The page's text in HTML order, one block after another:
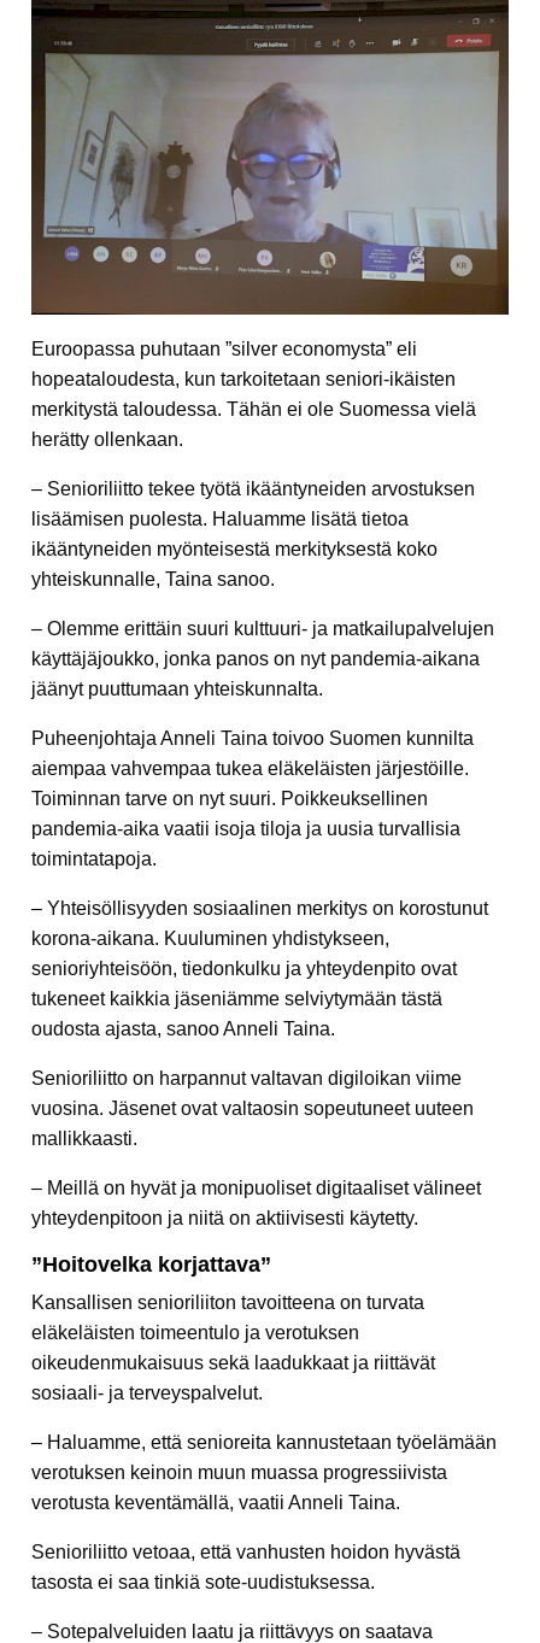
Euroopassa puhutaan ”silver economysta” eli
hopeataloudesta, kun tarkoitetaan seniori-ikäisten
merkitystä taloudessa. Tähän ei ole Suomessa vielä
herätty ollenkaan.
– Senioriliitto tekee työtä ikääntyneiden arvostuksen
lisäämisen puolesta. Haluamme lisätä tietoa
ikääntyneiden myönteisestä merkityksestä koko
yhteiskunnalle, Taina sanoo.
– Olemme erittäin suuri kulttuuri- ja matkailupalvelujen
käyttäjäjoukko, jonka panos on nyt pandemia-aikana
jäänyt puuttumaan yhteiskunnalta.
Puheenjohtaja Anneli Taina toivoo Suomen kunnilta
aiempaa vahvempaa tukea eläkeläisten järjestöille.
Toiminnan tarve on nyt suuri. Poikkeuksellinen
pandemia-aika vaatii isoja tiloja ja uusia turvallisia
toimintatapoja.
– Yhteisöllisyyden sosiaalinen merkitys on korostunut
korona-aikana. Kuuluminen yhdistykseen,
senioriyhteisöön, tiedonkulku ja yhteydenpito ovat
tukeneet kaikkia jäseniämme selviytymään tästä
oudosta ajasta, sanoo Anneli Taina.
Senioriliitto on harpannut valtavan digiloikan viime
vuosina. Jäsenet ovat valtaosin sopeutuneet uuteen
mallikkaasti.
– Meillä on hyvät ja monipuoliset digitaaliset välineet
yhteydenpitoon ja niitä on aktiivisesti käytetty.
”Hoitovelka korjattava”
Kansallisen senioriliiton tavoitteena on turvata
eläkeläisten toimeentulo ja verotuksen
oikeudenmukaisuus sekä laadukkaat ja riittävät
sosiaali- ja terveyspalvelut.
– Haluamme, että senioreita kannustetaan työelämään
verotuksen keinoin muun muassa progressiivista
verotusta keventämällä, vaatii Anneli Taina.
Senioriliitto vetoaa, että vanhusten hoidon hyvästä
tasosta ei saa tinkiä sote-uudistuksessa.
– Sotepalveluiden laatu ja riittävyys on saatava